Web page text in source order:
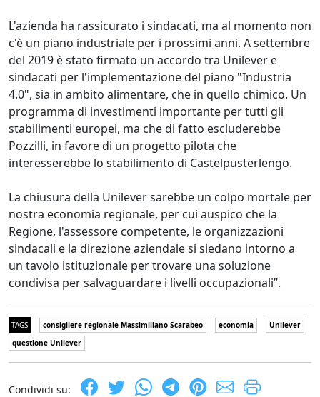
L'azienda ha rassicurato i sindacati, ma al momento non
c'è un piano industriale per i prossimi anni. A settembre
del 2019 è stato firmato un accordo tra Unilever e
sindacati per l'implementazione del piano "Industria
4.0", sia in ambito alimentare, che in quello chimico. Un
programma di investimenti importante per tutti gli
stabilimenti europei, ma che di fatto escluderebbe
Pozzilli, in favore di un progetto pilota che
interesserebbe lo stabilimento di Castelpusterlengo.
La chiusura della Unilever sarebbe un colpo mortale per
nostra economia regionale, per cui auspico che la
Regione, l'assessore competente, le organizzazioni
sindacali e la direzione aziendale si siedano intorno a
un tavolo istituzionale per trovare una soluzione
condivisa per salvaguardare i livelli occupazionali”.
TAGS consigliere regionale Massimiliano Scarabeo economia
Unilever
questione Unilever
Condividi su: